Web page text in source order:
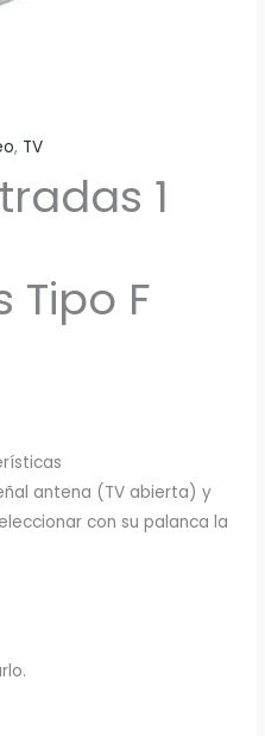
, TV
1
Tipo F
antena (TV abierta) y
con su palanca la